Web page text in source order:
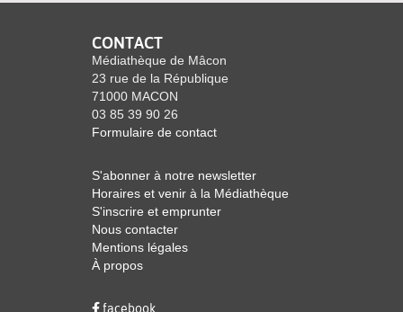
CONTACT
Médiathèque de Mâcon
23 rue de la République
71000 MACON
03 85 39 90 26
Formulaire de contact
S'abonner à notre newsletter
Horaires et venir à la Médiathèque
S'inscrire et emprunter
Nous contacter
Mentions légales
À propos
facebook